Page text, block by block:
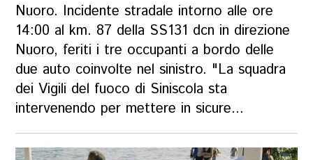
Nuoro. Incidente stradale intorno alle ore
14:00 al km. 87 della SS131 dcn in direzione
Nuoro, feriti i tre occupanti a bordo delle
due auto coinvolte nel sinistro. "La squadra
dei Vigili del fuoco di Siniscola sta
intervenendo per mettere in sicure...